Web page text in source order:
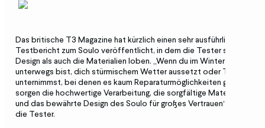
Das britische T3 Magazine hat kürzlich einen sehr ausführlichen
Testbericht zum Soulo veröffentlicht, in dem die Tester sowohl das
Design als auch die Materialien loben. „Wenn du im Winter alleine
unterwegs bist, dich stürmischem Wetter aussetzt oder Touren
unternimmst, bei denen es kaum Reparaturmöglichkeiten gibt, dann
sorgen die hochwertige Verarbeitung, die sorgfältige
und das bewährte Design des Soulo für großes Vertrauen“, urteilen
die Tester.